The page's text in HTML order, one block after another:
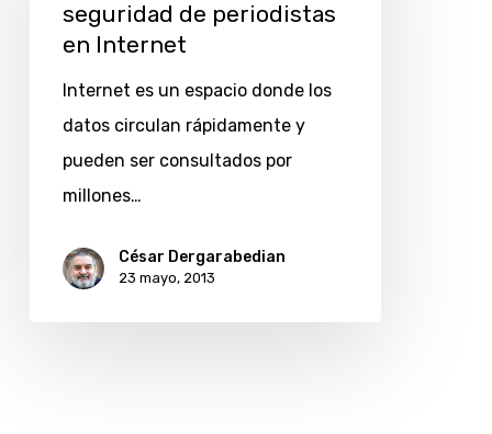
periodistas
Internet
seguridad de periodistas
en Internet
Internet es un espacio donde los
datos circulan rápidamente y
pueden ser consultados por
millones…
César Dergarabedian
23 mayo, 2013